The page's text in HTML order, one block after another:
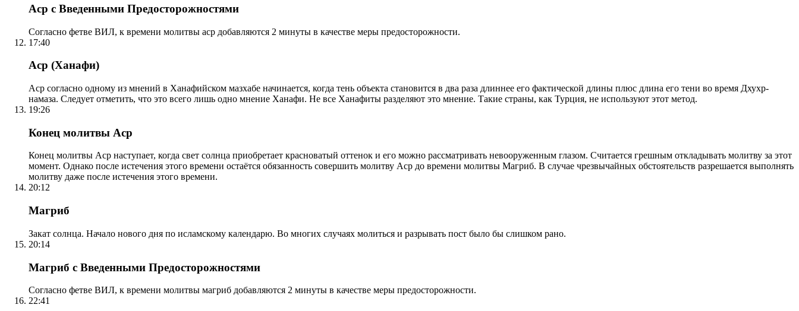
Аср с Введенными Предосторожностями
Согласно фетве ВИЛ, к времени молитвы аср добавляются 2 минуты в качестве меры предосторожности.
17:40
Аср (Ханафи)
Аср согласно одному из мнений в Ханафийском мазхабе начинается, когда тень объекта становится в два раза длиннее его фактической длины плюс длина его тени во время Дхухр-
намаза. Следует отметить, что это всего лишь одно мнение Ханафи. Не все Ханафиты разделяют это мнение. Такие страны, как Турция, не используют этот метод.
19:26
Конец молитвы Аср
Конец молитвы Аср наступает, когда свет солнца приобретает красноватый оттенок и его можно рассматривать невооруженным глазом. Считается грешным откладывать молитву за этот
момент. Однако после истечения этого времени остаётся обязанность совершить молитву Аср до времени молитвы Магриб. В случае чрезвычайных обстоятельств разрешается выполнять
молитву даже после истечения этого времени.
20:12
Магриб
Закат солнца. Начало нового дня по исламскому календарю. Во многих случаях молиться и разрывать пост было бы слишком рано.
20:14
Магриб с Введенными Предосторожностями
Согласно фетве ВИЛ, к времени молитвы магриб добавляются 2 минуты в качестве меры предосторожности.
22:41